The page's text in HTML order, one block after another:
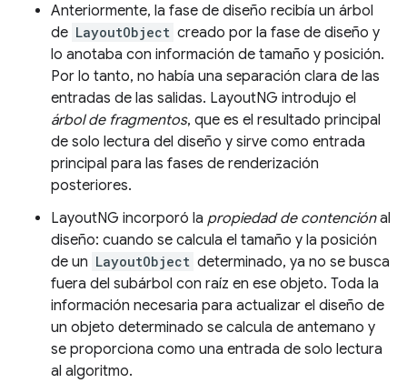
Anteriormente, la fase de diseño recibía un árbol
de LayoutObject creado por la fase de diseño y
lo anotaba con información de tamaño y posición.
Por lo tanto, no había una separación clara de las
entradas de las salidas. LayoutNG introdujo el
árbol de fragmentos, que es el resultado principal
de solo lectura del diseño y sirve como entrada
principal para las fases de renderización
posteriores.
LayoutNG incorporó la propiedad de contenciónal
diseño: cuando se calcula el tamaño y la posición
de un LayoutObject determinado, ya no se busca
fuera del subárbol con raíz en ese objeto. Toda la
información necesaria para actualizar el diseño de
un objeto determinado se calcula de antemano y
se proporciona como una entrada de solo lectura
al algoritmo.